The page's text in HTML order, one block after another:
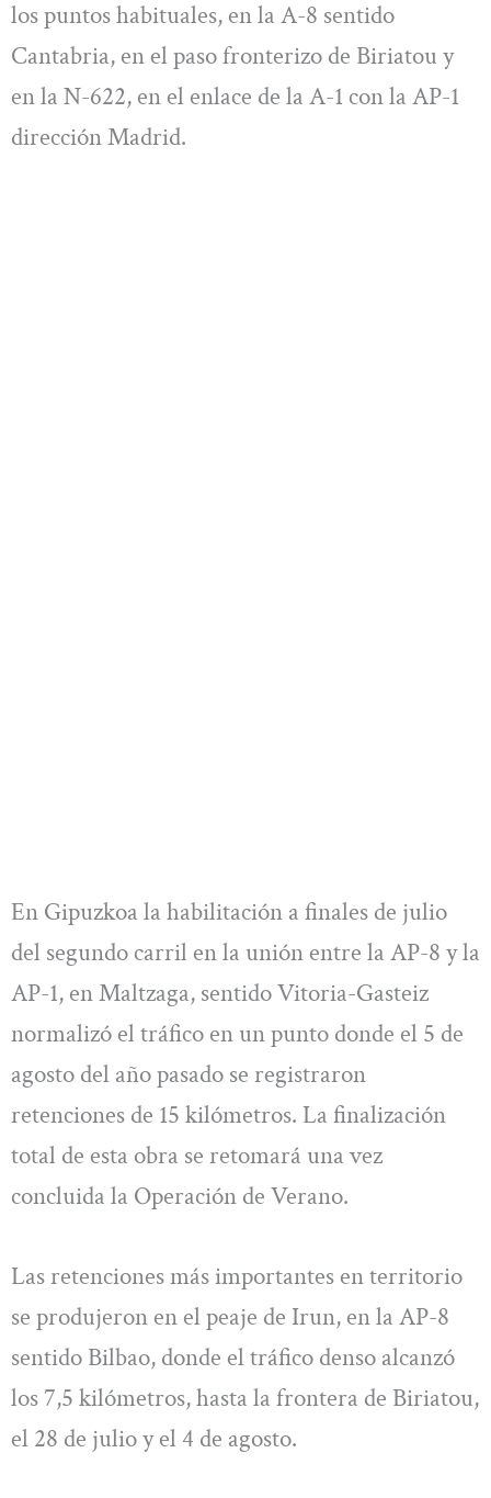
los puntos habituales, en la A-8 sentido
Cantabria, en el paso fronterizo de Biriatou y
en la N-622, en el enlace de la A-1 con la AP-1
dirección Madrid.
En Gipuzkoa la habilitación a finales de julio
del segundo carril en la unión entre la AP-8 y la
AP-1, en Maltzaga, sentido Vitoria-Gasteiz
normalizó el tráfico en un punto donde el 5 de
agosto del año pasado se registraron
retenciones de 15 kilómetros. La finalización
total de esta obra se retomará una vez
concluida la Operación de Verano.
Las retenciones más importantes en territorio
se produjeron en el peaje de Irun, en la AP-8
sentido Bilbao, donde el tráfico denso alcanzó
los 7,5 kilómetros, hasta la frontera de Biriatou,
el 28 de julio y el 4 de agosto.